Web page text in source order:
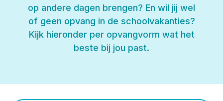
op andere dagen brengen? En wil jij wel
of geen opvang in de schoolvakanties?
Kijk hieronder per opvangvorm wat het
beste bij jou past.